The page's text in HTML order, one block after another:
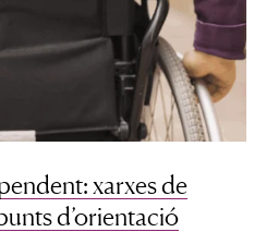
xarxes de
d’orientació